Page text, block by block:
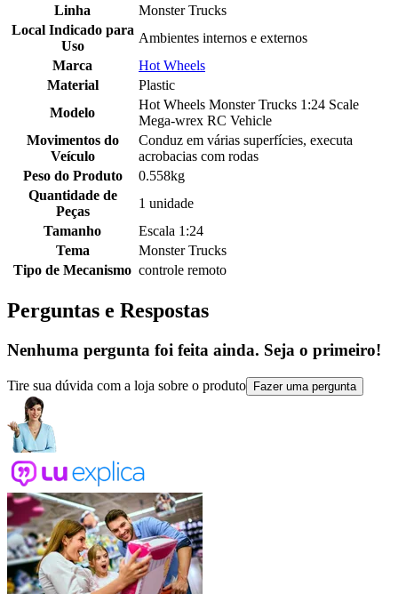
Linha
Monster Trucks
Local Indicado para
Uso
Ambientes internos e externos
Marca
Hot Wheels
Material
Plastic
Modelo
Hot Wheels Monster Trucks 1:24 Scale
Mega-wrex RC Vehicle
Movimentos do
Veículo
Conduz em várias superfícies, executa
acrobacias com rodas
Peso do Produto
0.558kg
Quantidade de
Peças
1 unidade
Tamanho
Escala 1:24
Tema
Monster Trucks
Tipo de Mecanismo controle remoto
Perguntas e Respostas
Nenhuma pergunta foi feita ainda. Seja o primeiro!
Tire sua dúvida com a loja sobre o produto Fazer uma pergunta